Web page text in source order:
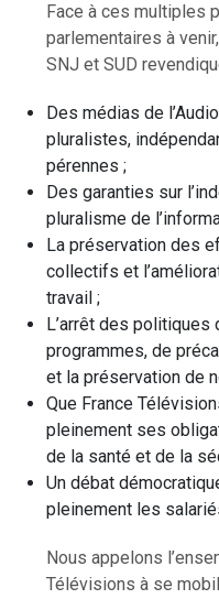
Face à ces multiples
parlementaires à
SNJ et SUD
Des médias de
pluralistes,
pérennes ;
Des garanties sur
pluralisme de
La préservation des
collectifs et
travail ;
L’arrêt des politiques
programmes, de
et la préservation de
Que France
pleinement ses
de la santé et de la
Un débat
pleinement les
Nous appelons
Télévisions à se